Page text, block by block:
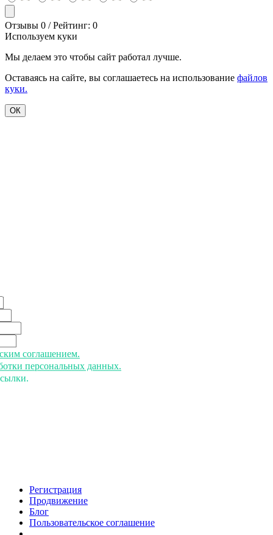
Отзывы 0 / Рейтинг: 0
Используем куки
Мы делаем это чтобы сайт работал лучше.
Оставаясь на сайте, вы соглашаетесь на использование файлов
куки.
ОК
соглашением.
персональных данных.
Регистрация
Продвижение
Блог
Пользовательское соглашение